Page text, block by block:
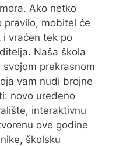
Ako netko
pravilo, mobitel će
vraćen tek po
Naša škola
svojom prekrasnom
vam nudi brojne
novo uređeno
interaktivnu
ove godine
školsku